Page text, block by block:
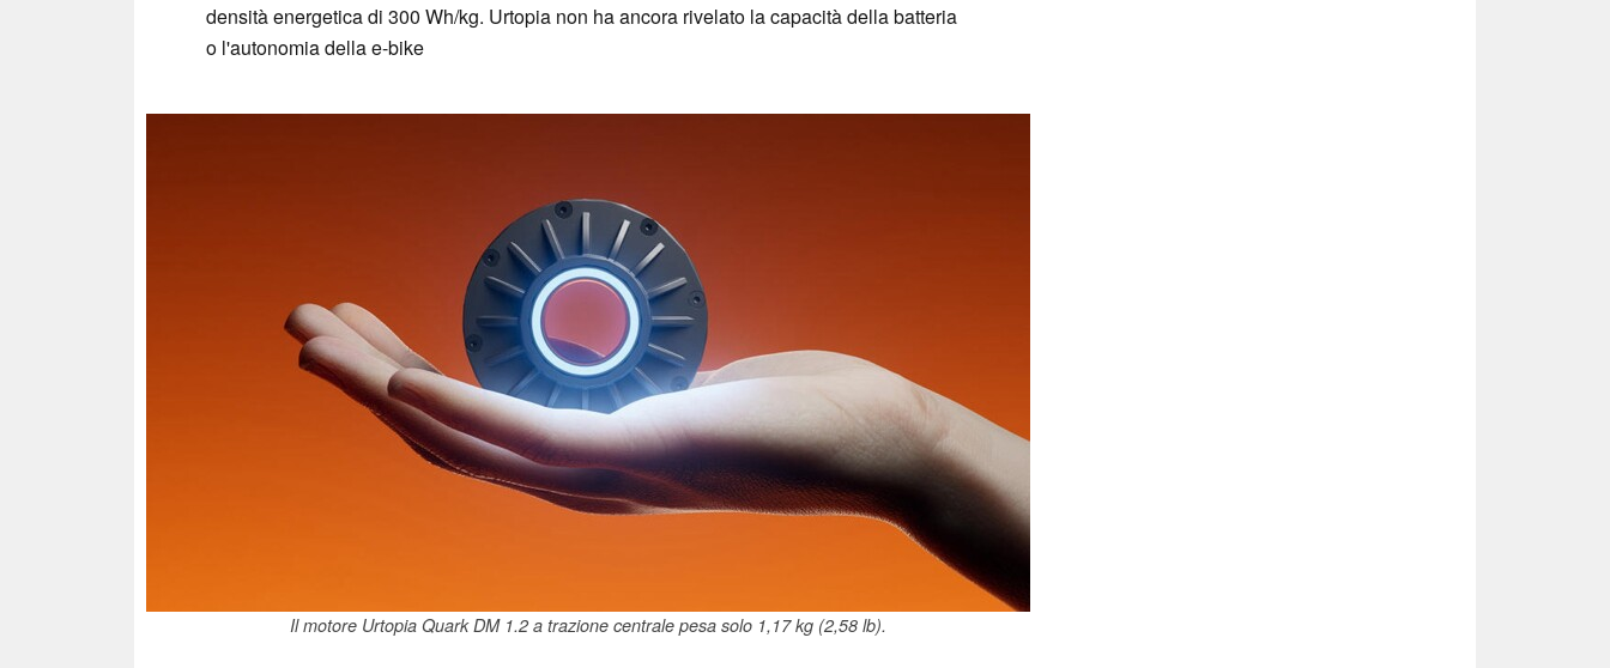
densità energetica di 300 Wh/kg. Urtopia non ha ancora rivelato la capacità della batteria
o l'autonomia della e-bike
Il motore Urtopia Quark DM 1.2 a trazione centrale pesa solo 1,17 kg (2,58 lb).